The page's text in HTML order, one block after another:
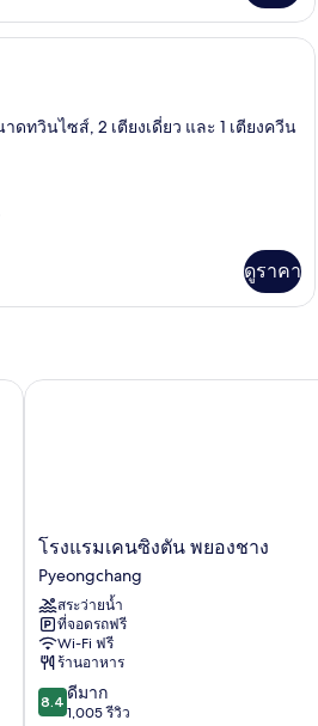
งเก็บเสียง เครื่องนอนระดับพรีเมียม, เตียงเม
ทวินไซส์, 2 เตียงเดี่ยว และ 1 เตียงควีน
ดูราคา
โรงแรม
เคน
ซิง
ตัน
พ
ยอง
ชาง
Pyeongchang
โรงแรมเคนซิงตัน พยองชาง
Pyeongchang
สระว่ายน้ำ
ที่จอดรถฟรี
Wi-Fi ฟรี
ร้านอาหาร
8.4
จาก
8.4 ดีมาก
1,005 รีวิว
โรงแรมเคนซิงตัน พยองชาง